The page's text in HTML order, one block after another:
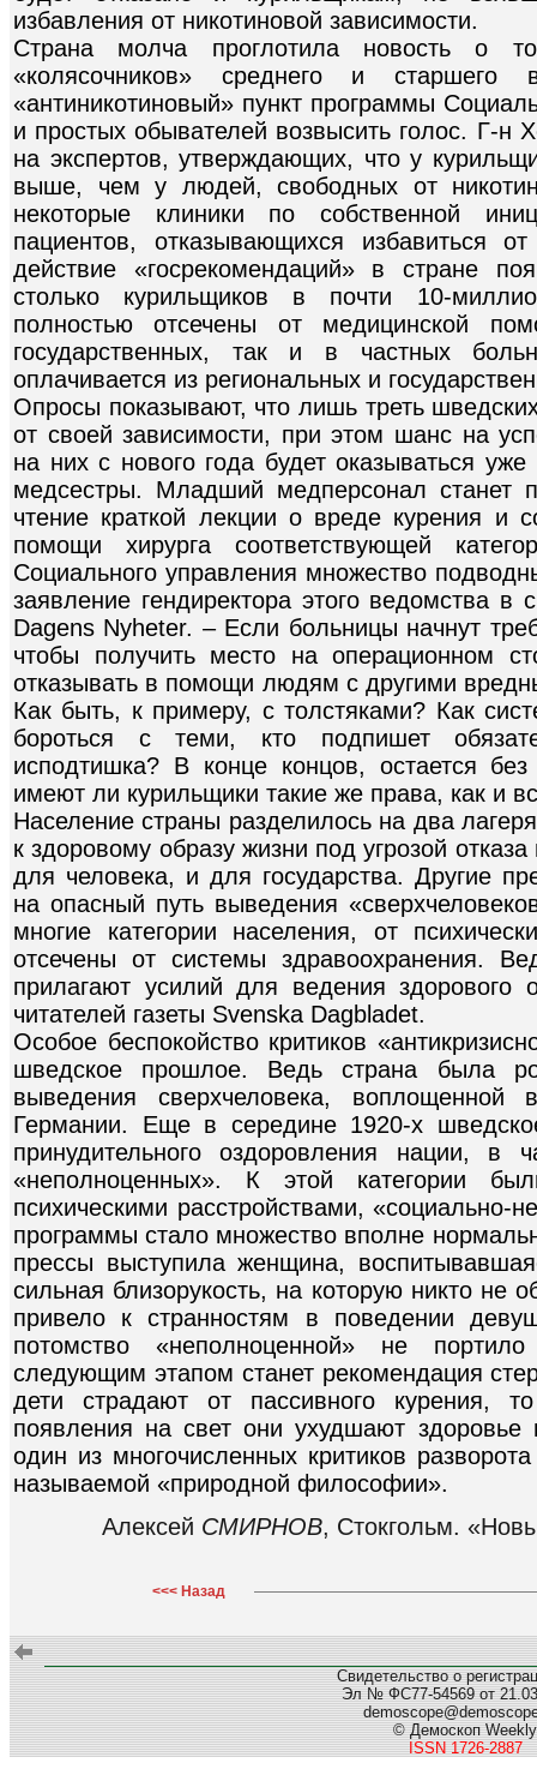
избавления от никотиновой зависимости.
Страна молча проглотила новость о
«колясочников» среднего и старшего
«антиникотиновый» пункт программы
и простых обывателей возвысить голос. Г-н
на экспертов, утверждающих, что у
выше, чем у людей, свободных от
некоторые клиники по собственной
пациентов, отказывающихся избавиться
действие «госрекомендаций» в стране
столько курильщиков в почти 10-
полностью отсечены от медицинской
государственных, так и в частных
оплачивается из региональных и
Опросы показывают, что лишь треть
от своей зависимости, при этом шанс на
на них с нового года будет оказываться
медсестры. Младший медперсонал станет
чтение краткой лекции о вреде курения и
помощи хирурга соответствующей
Социального управления множество
заявление гендиректора этого ведомства в
Dagens Nyheter. – Если больницы начнут
чтобы получить место на операционном
отказывать в помощи людям с другими
Как быть, к примеру, с толстяками? Как
бороться с теми, кто подпишет
исподтишка? В конце концов, остается
имеют ли курильщики такие же права, как и
Население страны разделилось на два
к здоровому образу жизни под угрозой
для человека, и для государства. Другие
на опасный путь выведения
многие категории населения, от
отсечены от системы здравоохранения.
прилагают усилий для ведения
читателей газеты Svenska Dagbladet.
Особое беспокойство критиков
шведское прошлое. Ведь страна была
выведения сверхчеловека,
Германии. Еще в середине 1920-х
принудительного оздоровления нации, в
«неполноценных». К этой категории
психическими расстройствами, «социально-
программы стало множество вполне
прессы выступила женщина,
сильная близорукость, на которую никто не
привело к странностям в поведении
потомство «неполноценной» не
следующим этапом станет рекомендация
дети страдают от пассивного курения,
появления на свет они ухудшают
один из многочисленных критиков
называемой «природной философии».
Алексей СМИРНОВ, Стокгольм.
<<< Назад
Свидетельство о
Эл № ФС77-54569 от
© Демоскоп Weekly
ISSN 1726-2887